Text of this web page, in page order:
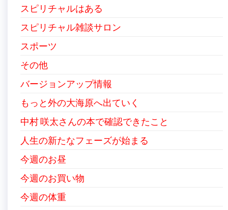
スピリチャルはある
スピリチャル雑談サロン
スポーツ
その他
バージョンアップ情報
もっと外の大海原へ出ていく
中村 咲太さんの本で確認できたこと
人生の新たなフェーズが始まる
今週のお昼
今週のお買い物
今週の体重